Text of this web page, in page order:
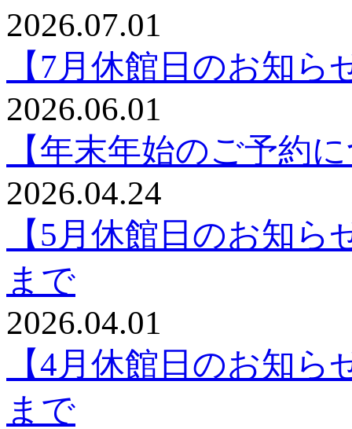
2026.07.01
【7月休館日のお知ら
2026.06.01
【年末年始のご予約
2026.04.24
【5月休館日のお知ら
まで
2026.04.01
【4月休館日のお知ら
まで